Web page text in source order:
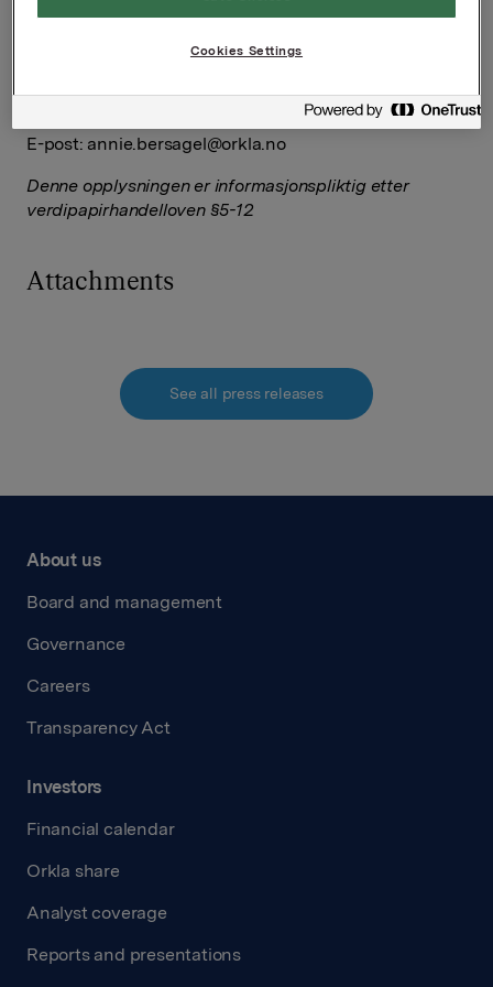
Annie Bersagel
E-post: annie.bersagel@orkla.no
Denne opplysningen er informasjonspliktig etter
verdipapirhandelloven §5-12
Attachments
See all press releases
About us
Board and management
Governance
Careers
Transparency Act
Investors
Financial calendar
Orkla share
Analyst coverage
Reports and presentations
Cookies Settings